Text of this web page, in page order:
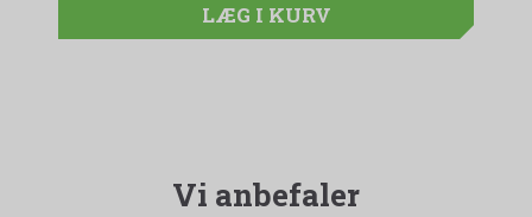
LÆG I KURV
Vi anbefaler